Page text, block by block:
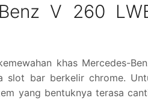
V 260
khas Mercedes-
bar berkelir chrome.
yang bentuknya terasa